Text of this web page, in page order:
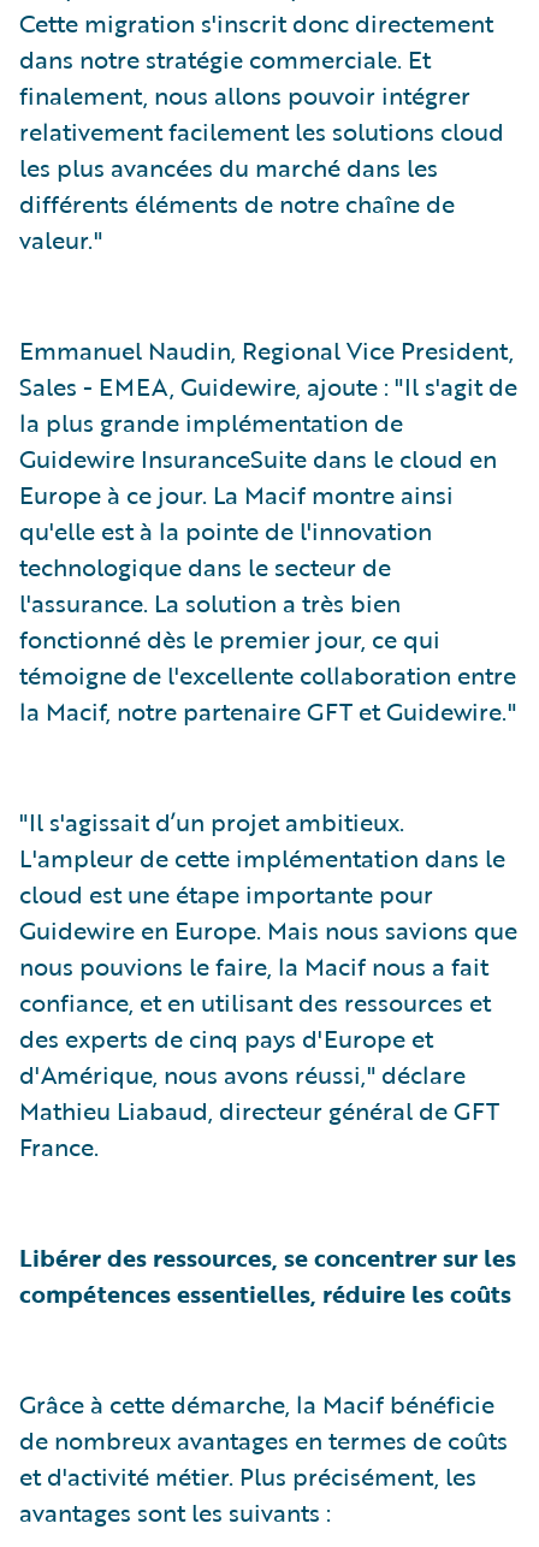
Cette migration s'inscrit donc directement
dans notre stratégie commerciale. Et
finalement, nous allons pouvoir intégrer
relativement facilement les solutions cloud
les plus avancées du marché dans les
différents éléments de notre chaîne de
valeur."
Emmanuel Naudin, Regional Vice President,
Sales - EMEA, Guidewire, ajoute : "Il s'agit de
la plus grande implémentation de
Guidewire InsuranceSuite dans le cloud en
Europe à ce jour. La Macif montre ainsi
qu'elle est à la pointe de l'innovation
technologique dans le secteur de
l'assurance. La solution a très bien
fonctionné dès le premier jour, ce qui
témoigne de l'excellente collaboration entre
la Macif, notre partenaire GFT et Guidewire."
"Il s'agissait d’un projet ambitieux.
L'ampleur de cette implémentation dans le
cloud est une étape importante pour
Guidewire en Europe. Mais nous savions que
nous pouvions le faire, la Macif nous a fait
confiance, et en utilisant des ressources et
des experts de cinq pays d'Europe et
d'Amérique, nous avons réussi," déclare
Mathieu Liabaud, directeur général de GFT
France.
Libérer des ressources, se concentrer sur les
compétences essentielles, réduire les coûts
Grâce à cette démarche, la Macif bénéficie
de nombreux avantages en termes de coûts
et d'activité métier. Plus précisément, les
avantages sont les suivants :